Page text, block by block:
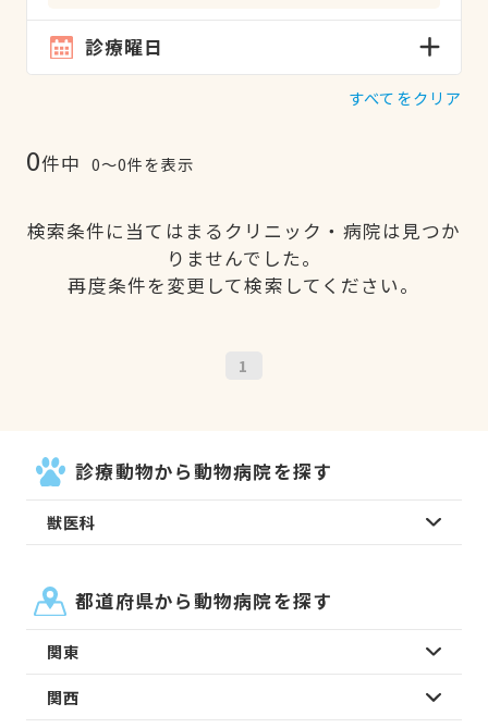
診療曜日
すべてをクリア
0件中 0〜0件を表示
検索条件に当てはまるクリニック・病院は見つか
りませんでした。
再度条件を変更して検索してください。
1
診療動物から動物病院を探す
獣医科
都道府県から動物病院を探す
関東
関西